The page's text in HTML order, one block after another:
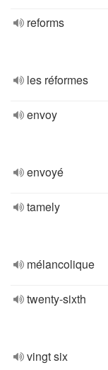
reforms
les réformes
envoy
envoyé
tamely
mélancolique
twenty-sixth
vingt six